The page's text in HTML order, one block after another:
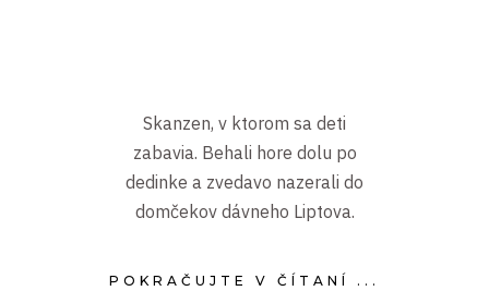
Skanzen, v ktorom sa deti
zabavia. Behali hore dolu po
dedinke a zvedavo nazerali do
domčekov dávneho Liptova.
POKRAČUJTE V ČÍTANÍ ...